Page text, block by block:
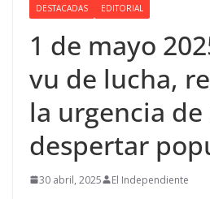
DESTACADAS EDITORIAL
1 de mayo
vu de lucha,
la urgencia de
despertar
30 abril, 2025 El Independiente